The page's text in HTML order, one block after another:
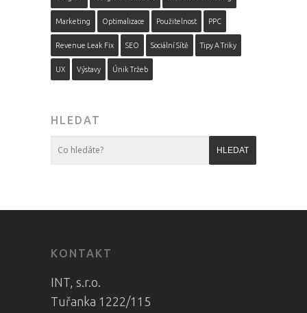
Marketing Optimalizace Použitelnost PPC
Revenue Leak Fix SEO Sociální Sítě Tipy A Triky
UX Výstavy Únik Tržeb
HLEDAT
KONTAKT
INT, s.r.o.
Tuřanka 1222/115